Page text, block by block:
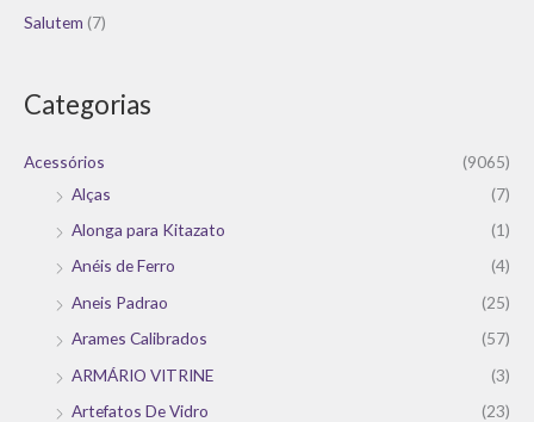
Salutem (7)
Categorias
Acessórios
(9065)
Alças
(7)
Alonga para Kitazato
(1)
Anéis de Ferro
(4)
Aneis Padrao
(25)
Arames Calibrados
(57)
ARMÁRIO VITRINE
(3)
Artefatos De Vidro
(23)